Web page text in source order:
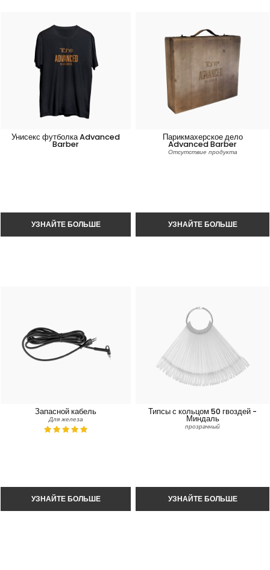
Унисекс футболка Advanced
Barber
Парикмахерское дело
Advanced Barber
Отсутствие продукта
Запасной кабель
Для железа
Типсы с кольцом 50 гвоздей -
Миндаль
прозрачный